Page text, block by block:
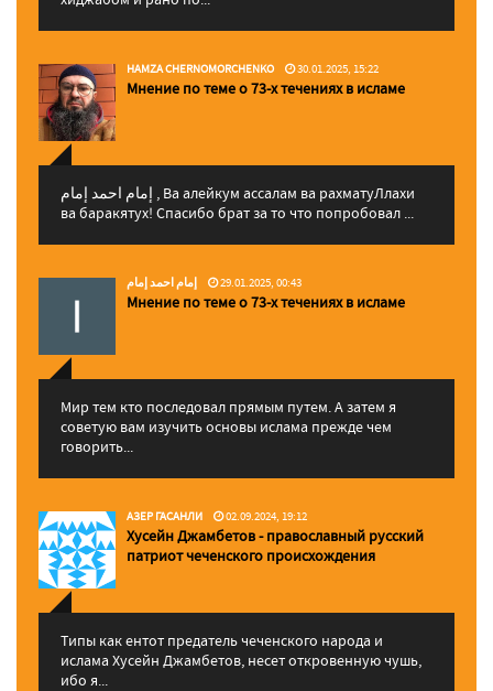
HAMZA CHERNOMORCHENKO 30.01.2025, 15:22
Мнение по теме о 73-х течениях в исламе
إمام احمد إمام , Ва алейкум ассалам ва рахматуЛлахи
ва баракятух! Спасибо брат за то что попробовал ...
إمام احمد إمام 29.01.2025, 00:43
Мнение по теме о 73-х течениях в исламе
Мир тем кто последовал прямым путем. А затем я
советую вам изучить основы ислама прежде чем
говорить...
АЗЕР ГАСАНЛИ 02.09.2024, 19:12
Хусейн Джамбетов - православный русский
патриот чеченского происхождения
Типы как ентот предатель чеченского народа и
ислама Хусейн Джамбетов, несет откровенную чушь,
ибо я...